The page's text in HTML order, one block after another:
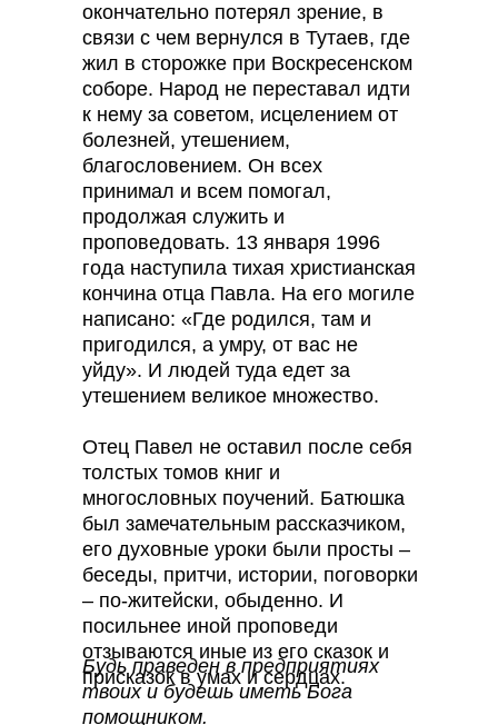
Будь праведен в предприятиях
твоих и будешь иметь Бога
помощником.
окончательно потерял зрение, в
связи с чем вернулся в Тутаев, где
жил в сторожке при Воскресенском
соборе. Народ не переставал идти
к нему за советом, исцелением от
болезней, утешением,
благословением. Он всех
принимал и всем помогал,
продолжая служить и
проповедовать. 13 января 1996
года наступила тихая христианская
кончина отца Павла. На его могиле
написано: «Где родился, там и
пригодился, а умру, от вас не
уйду». И людей туда едет за
утешением великое множество.
Отец Павел не оставил после себя
толстых томов книг и
многословных поучений. Батюшка
был замечательным рассказчиком,
его духовные уроки были просты –
беседы, притчи, истории, поговорки
– по-житейски, обыденно. И
посильнее иной проповеди
отзываются иные из его сказок и
присказок в умах и сердцах.